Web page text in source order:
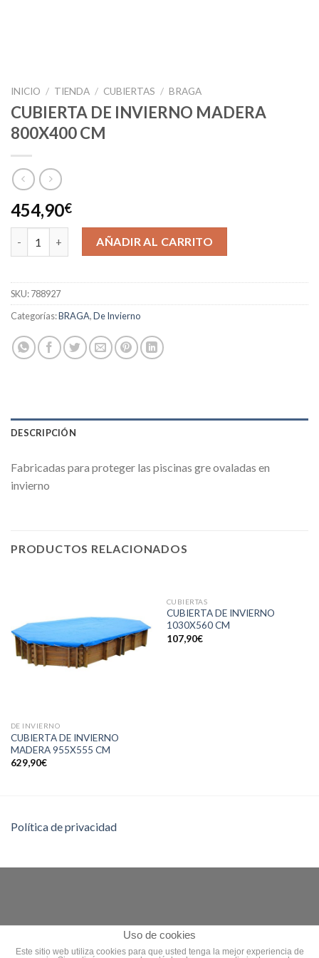
INICIO / TIENDA / CUBIERTAS / BRAGA
CUBIERTA DE INVIERNO MADERA
800X400 CM
454,90€
CUBIERTA DE INVIERNO MADERA 800X400 CM cantidad
AÑADIR AL CARRITO
SKU:788927
Categorías:BRAGA,De Invierno
DESCRIPCIÓN
Fabricadas para proteger las piscinas gre ovaladas en
invierno
PRODUCTOS RELACIONADOS
DE INVIERNO
CUBIERTA DE INVIERNO
MADERA 955X555 CM
629,90€
CUBIERTAS
CUBIERTA DE INVIERNO
1030X560 CM
107,90€
Política de privacidad
Uso de cookies
Este sitio web utiliza cookies para que usted tenga la mejor experiencia de